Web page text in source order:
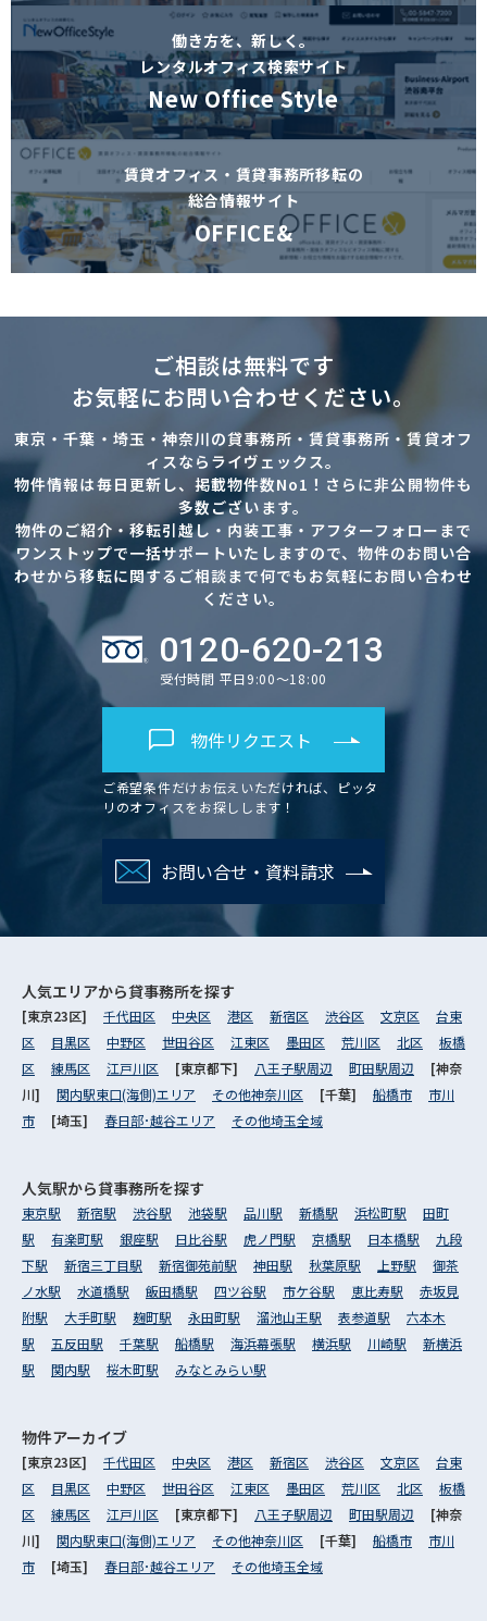
働き方を、新しく。
レンタルオフィス検索サイト
New Office Style
賃貸オフィス・賃貸事務所移転の
総合情報サイト
OFFICE&
ご相談は無料です
お気軽にお問い合わせください。
東京・千葉・埼玉・神奈川の貸事務所・賃貸事務所・賃貸オフ
ィスならライヴェックス。
物件情報は毎日更新し、掲載物件数No1！さらに非公開物件も
多数ございます。
物件のご紹介・移転引越し・内装工事・アフターフォローまで
ワンストップで一括サポートいたしますので、物件のお問い合
わせから移転に関するご相談まで何でもお気軽にお問い合わせ
ください。
0120-620-213
受付時間 平日9:00～18:00
物件リクエスト
ご希望条件だけお伝えいただければ、ピッタ
リのオフィスをお探しします！
お問い合せ・資料請求
人気エリアから貸事務所を探す
[東京23区] 千代田区 中央区 港区 新宿区 渋谷区 文京区
台東
区
目黒区 中野区 世田谷区 江東区 墨田区 荒川区 北区
板橋
区
練馬区 江戸川区 [東京都下] 八王子駅周辺 町田駅周辺
[神奈
川] 関内駅東口(海側)エリア その他神奈川区 [千葉] 船橋市
市川
市
[埼玉] 春日部･越谷エリア その他埼玉全域
人気駅から貸事務所を探す
東京駅 新宿駅 渋谷駅 池袋駅 品川駅 新橋駅 浜松町駅
田町
駅
有楽町駅 銀座駅 日比谷駅 虎ノ門駅 京橋駅 日本橋駅
九段
下駅
新宿三丁目駅 新宿御苑前駅 神田駅 秋葉原駅 上野駅
御茶
ノ水駅
水道橋駅 飯田橋駅 四ツ谷駅 市ケ谷駅 恵比寿駅
赤坂見
附駅
大手町駅 麹町駅 永田町駅 溜池山王駅 表参道駅
六本木
駅
五反田駅 千葉駅 船橋駅 海浜幕張駅 横浜駅 川崎駅
新横浜
駅
関内駅 桜木町駅 みなとみらい駅
物件アーカイブ
[東京23区] 千代田区 中央区 港区 新宿区 渋谷区 文京区
台東
区
目黒区 中野区 世田谷区 江東区 墨田区 荒川区 北区
板橋
区
練馬区 江戸川区 [東京都下] 八王子駅周辺 町田駅周辺
[神奈
川] 関内駅東口(海側)エリア その他神奈川区 [千葉] 船橋市
市川
市
[埼玉] 春日部･越谷エリア その他埼玉全域